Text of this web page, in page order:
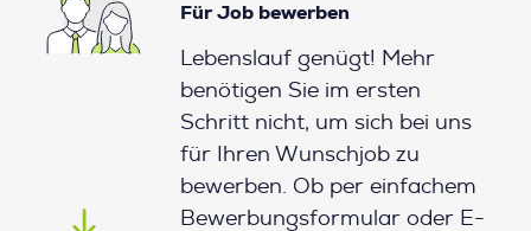
Für Job bewerben
Lebenslauf genügt! Mehr
benötigen Sie im ersten
Schritt nicht, um sich bei uns
für Ihren Wunschjob zu
bewerben. Ob per einfachem
Bewerbungsformular oder E-